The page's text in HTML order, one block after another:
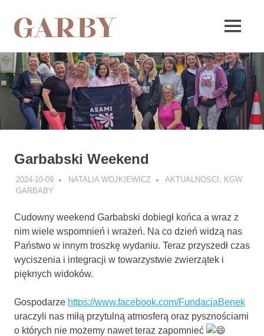
Skip
to
content
MENU
Garbabski Weekend
2024-10-09 NATALIA WOJKIEWICZ AKTUALNOSCI
KGW
GARBABY
Cudowny weekend Garbabski dobiegł końca a wraz z
nim wiele wspomnień i wrażeń. Na co dzień widzą nas
Państwo w innym troszkę wydaniu. Teraz przyszedł czas
wyciszenia i integracji w towarzystwie zwierzątek i
pięknych widoków.
Gospodarze https://www.facebook.com/FundacjaBenek
uraczyli nas miłą przytulną atmosferą oraz pysznościami
o których nie możemy nawet teraz zapomnieć